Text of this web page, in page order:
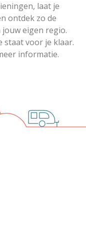
laat je
ontdek zo de
eigen regio.
staat voor je klaar.
informatie.